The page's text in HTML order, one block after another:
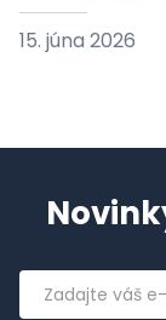
15. júna 2026
Emailová
adresa